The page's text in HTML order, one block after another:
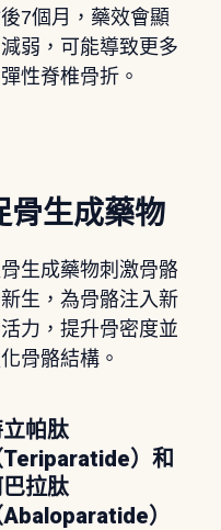
7個月，藥效會顯
弱，可能導致更多
性脊椎骨折。
骨生成藥物
生成藥物刺激骨骼
生，為骨骼注入新
力，提升骨密度並
骨骼結構。
帕肽
Teriparatide）和
巴拉肽
Abaloparatide）